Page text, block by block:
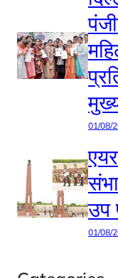
01/08/
उप
01/08/